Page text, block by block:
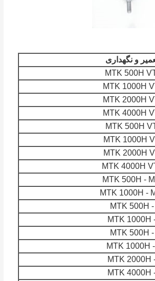
و نگهداری
MTK 500H
MTK 1000H
MTK 2000H
MTK 4000H
MTK 500H
MTK 1000H
MTK 2000H
MTK 4000H
MTK 500H -
MTK 1000H -
MTK 500H
MTK 1000H
MTK 500H
MTK 1000H
MTK 2000H
MTK 4000H